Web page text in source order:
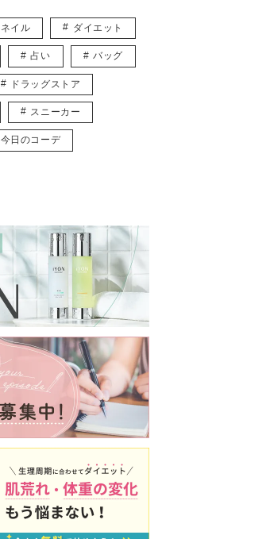
ネイル ダイエット
占い バッグ
ドラッグストア
スニーカー
今日のコーデ